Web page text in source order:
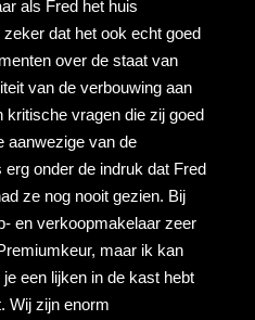
als Fred het huis
dat het ook echt goed
over de staat van
van de verbouwing aan
kritische vragen die zij goed
aanwezige van de
onder de indruk dat Fred
ze nog nooit gezien. Bij
en verkoopmakelaar zeer
maar ik kan
een lijken in de kast hebt
Wij zijn enorm